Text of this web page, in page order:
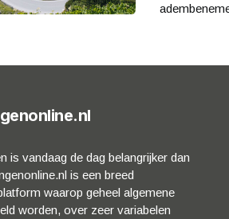
is vandaag de dag belangrijker dan
is een breed
waarop geheel algemene
worden, over zeer variabelen